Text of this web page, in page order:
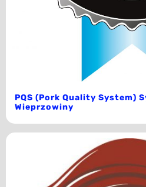
PQS (Pork Quality System)
Wieprzowiny